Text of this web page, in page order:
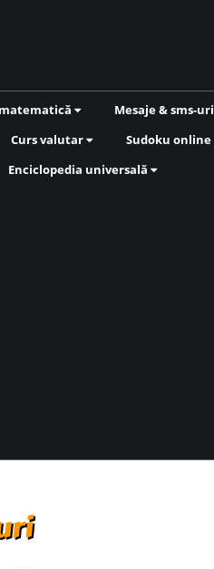
Mesaje & sms-uri
Curs valutar Sudoku online
Enciclopedia universală